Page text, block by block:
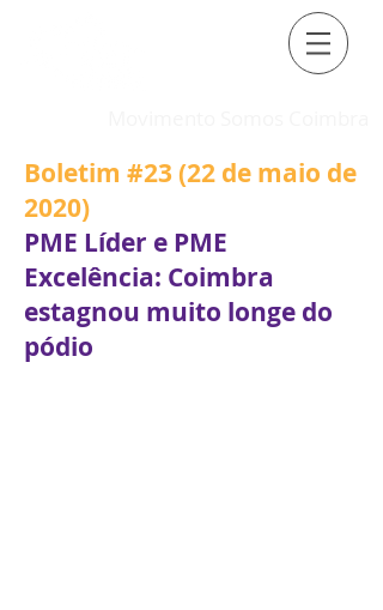
Boletim #23 (22 de maio de
2020)
PME Líder e PME
Excelência: Coimbra
estagnou muito longe do
pódio